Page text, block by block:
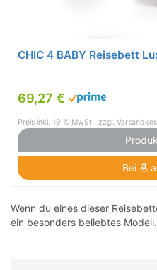
CHIC 4 BABY Reisebett
69,27 €
Preis inkl. 19 % MwSt., zzgl.
Bei
Wenn du eines dieser
ein besonders beliebtes Modell.